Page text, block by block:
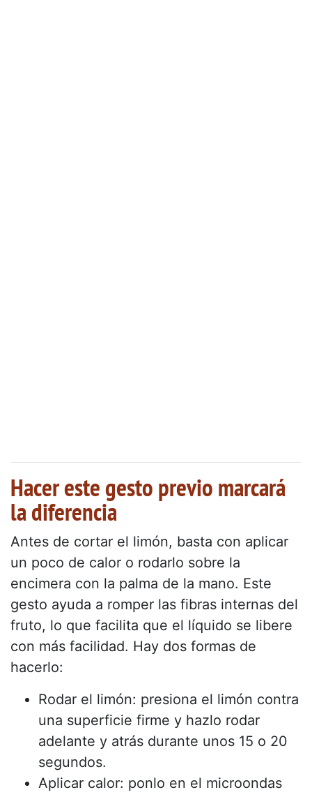
Hacer este gesto previo marcará
la diferencia
Antes de cortar el limón, basta con aplicar
un poco de calor o rodarlo sobre la
encimera con la palma de la mano. Este
gesto ayuda a romper las fibras internas del
fruto, lo que facilita que el líquido se libere
con más facilidad. Hay dos formas de
hacerlo:
Rodar el limón: presiona el limón contra
una superficie firme y hazlo rodar
adelante y atrás durante unos 15 o 20
segundos.
Aplicar calor: ponlo en el microondas